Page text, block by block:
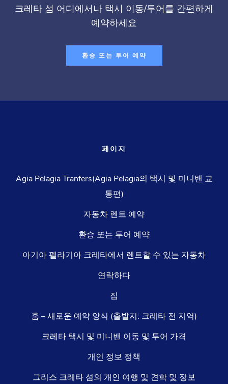
크레타 섬 어디에서나 택시 이동/투어를 간편하게
예약하세요
환승 또는 투어 예약
페이지
Agia Pelagia Tranfers(Agia Pelagia의 택시 및 미니밴 교
통편)
자동차 렌트 예약
환승 또는 투어 예약
아기아 펠라기아 크레타에서 렌트할 수 있는 자동차
연락하다
집
홈 – 새로운 예약 양식 (출발지: 크레타 전 지역)
크레타 택시 및 미니밴 이동 및 투어 가격
개인 정보 정책
그리스 크레타 섬의 개인 여행 및 견학 및 정보